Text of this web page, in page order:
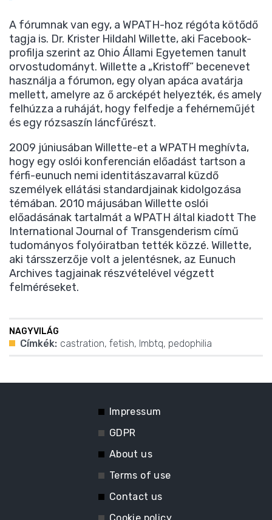
A fórumnak van egy, a WPATH-hoz régóta kötődő
tagja is. Dr. Krister Hildahl Willette, aki Facebook-
profilja szerint az Ohio Állami Egyetemen tanult
orvostudományt. Willette a „Kristoff” becenevet
használja a fórumon, egy olyan apáca avatárja
mellett, amelyre az ő arcképét helyezték, és amely
felhúzza a ruháját, hogy felfedje a fehérneműjét
és egy rózsaszín láncfűrészt.
2009 júniusában Willette-et a WPATH meghívta,
hogy egy oslói konferencián előadást tartson a
férfi-eunuch nemi identitászavarral küzdő
személyek ellátási standardjainak kidolgozása
témában. 2010 májusában Willette oslói
előadásának tartalmát a WPATH által kiadott The
International Journal of Transgenderism című
tudományos folyóiratban tették közzé. Willette,
aki társszerzője volt a jelentésnek, az Eunuch
Archives tagjainak részvételével végzett
felméréseket.
NAGYVILÁG
Címkék: castration, fetish, lmbtq, pedophilia
Impressum
GDPR
About us
Terms of use
Contact us